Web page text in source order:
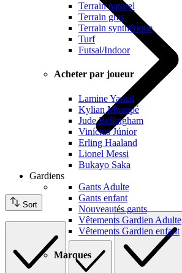
Terrain naturel
Terrain gras
Terrain synthétique
Turf
Futsal/Indoor
Acheter par joueur
Lamine Yamal
Kylian Mbappé
Jude Bellingham
Vinícius Júnior
Erling Haaland
Lionel Messi
Bukayo Saka
Gardiens
Gants Adulte
Gants enfant
Nouveautés gants
Vêtements Gardien Adulte
Vêtements Gardien enfant
Marques
Sort